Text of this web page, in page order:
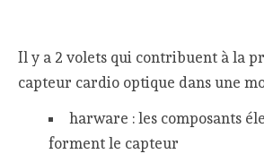
Il y a 2 volets qui contribuent à la
capteur cardio optique dans une
harware : les composants
forment le capteur